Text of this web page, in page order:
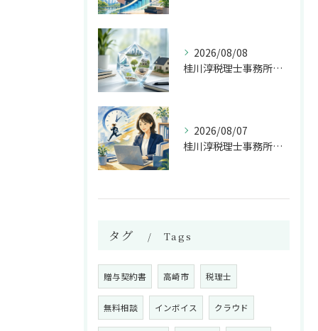
2026/08/08
桂川淳税理士事務所の多角的な経営相談対応とは
2026/08/07
桂川淳税理士事務所が選ばれる2日以内対応
タグ Tags
贈与契約書 高崎市 税理士
無料相談 インボイス クラウド